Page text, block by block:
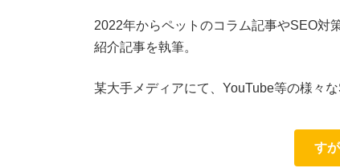
2022年からペットのコラム記事やSEO対
紹介記事を執筆。
某大手メディアにて、YouTube等の様々
す